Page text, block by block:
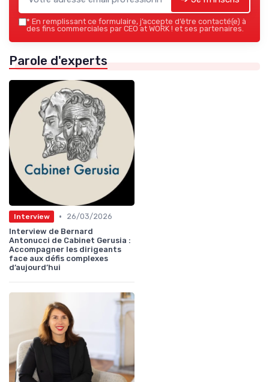
* En remplissant ce formulaire, j’accepte d’être contacté(e) à
des fins commerciales par CEO at WORK ! et ses partenaires.
Parole d'experts
Interview •
26/03/2026
Interview de Bernard
Antonucci de Cabinet Gerusia :
Accompagner les dirigeants
face aux défis complexes
d’aujourd’hui